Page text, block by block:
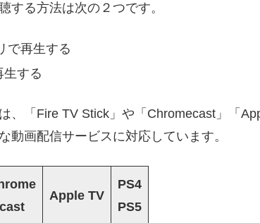
する方法は次の２つです。
で再生する
生する
、「Fire TV Stick」や「Chromecast」「
動画配信サービスに対応しています。
cast
Apple TV
PS4
PS5